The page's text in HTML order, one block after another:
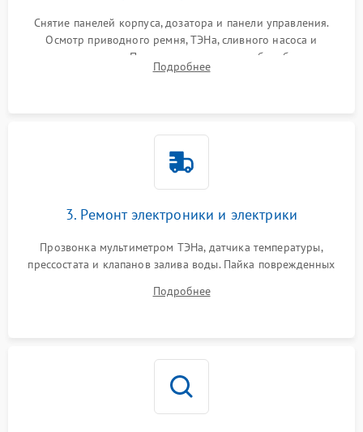
Снятие панелей корпуса, дозатора и панели управления.
Осмотр приводного ремня, ТЭНа, сливного насоса и
амортизаторов. Проверка подшипников барабана и
крестовины на износ, а манжеты люка на разрывы.
Подробнее
3. Ремонт электроники и электрики
Прозвонка мультиметром ТЭНа, датчика температуры,
прессостата и клапанов залива воды. Пайка поврежденных
Восстановление целостности проводки и контактов.
Подробнее